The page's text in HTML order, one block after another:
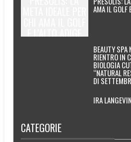
E L’ALTO ADIGE
AMA IL GOLF
BEAUTY SPA
RIENTRO IN
BIOLOGIA
“NATURAL
DI
IRA
CATEGORIE